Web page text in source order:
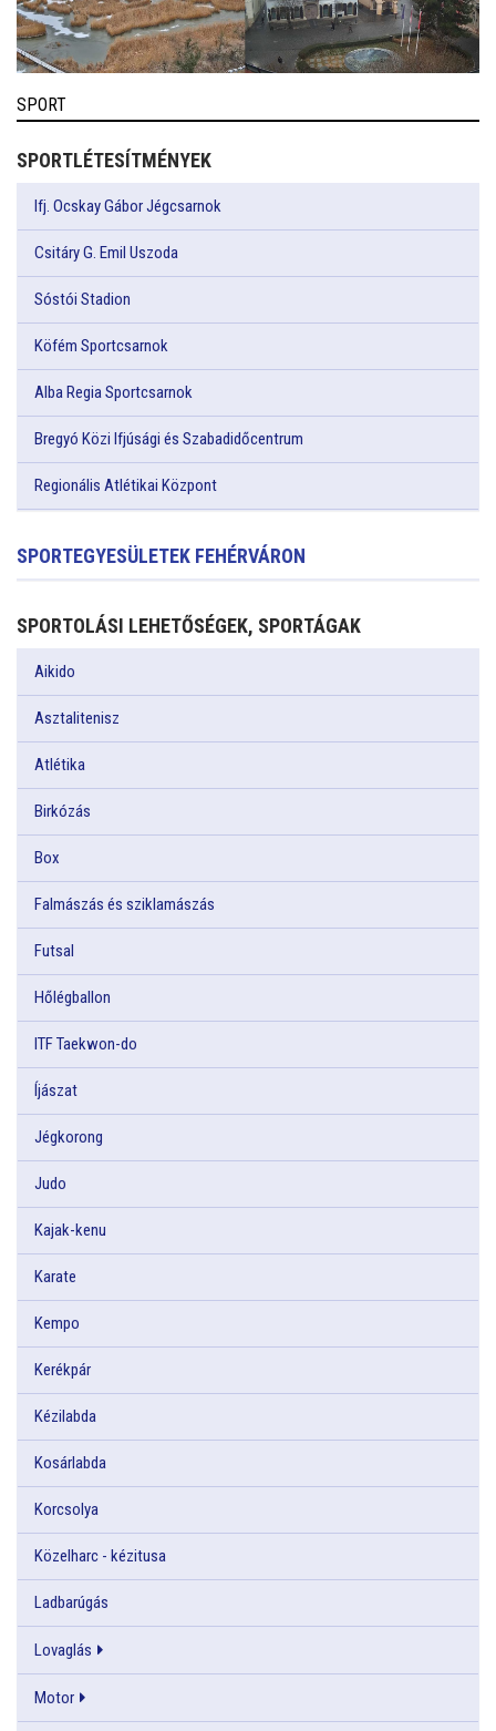
SPORT
SPORTLÉTESÍTMÉNYEK
Ifj. Ocskay Gábor Jégcsarnok
Csitáry G. Emil Uszoda
Sóstói Stadion
Köfém Sportcsarnok
Alba Regia Sportcsarnok
Bregyó Közi Ifjúsági és Szabadidőcentrum
Regionális Atlétikai Központ
SPORTEGYESÜLETEK FEHÉRVÁRON
SPORTOLÁSI LEHETŐSÉGEK, SPORTÁGAK
Aikido
Asztalitenisz
Atlétika
Birkózás
Box
Falmászás és sziklamászás
Futsal
Hőlégballon
ITF Taekwon-do
Íjászat
Jégkorong
Judo
Kajak-kenu
Karate
Kempo
Kerékpár
Kézilabda
Kosárlabda
Korcsolya
Közelharc - kézitusa
Ladbarúgás
Lovaglás
Motor